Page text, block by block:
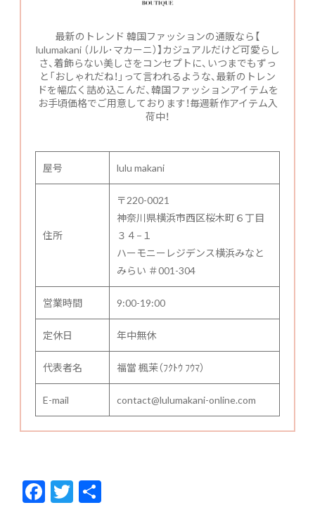
最新のトレンド 韓国ファッションの通販なら【
lulumakani （ルル･マカーニ）】カジュアルだけど可愛らし
さ、着飾らない美しさをコンセプトに、いつまでもずっ
と「おしゃれだね！」って言われるような、最新のトレン
ドを幅広く詰め込こんだ、韓国ファッションアイテムを
お手頃価格でご用意しております！毎週新作アイテム入
荷中！
屋号 lulu makani
住所
〒220-0021
神奈川県横浜市西区桜木町６丁目
３４−１
ハーモニーレジデンス横浜みなと
みらい ＃001-304
営業時間 9:00-19:00
定休日 年中無休
代表者名 福當 楓茉（ﾌｸﾄｳ ﾌｳﾏ）
E-mail contact@lulumakani-online.com
F
ac
T
w